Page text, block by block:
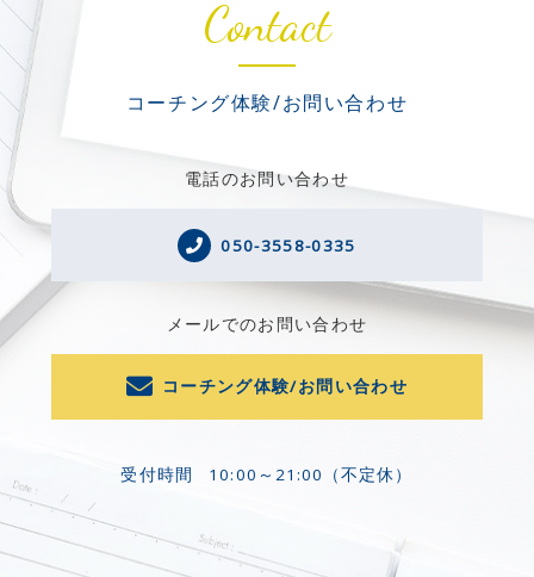
Contact
コーチング体験/お問い合わせ
電話のお問い合わせ
050-3558-0335
メールでのお問い合わせ
コーチング体験/お問い合わせ
受付時間 10:00～21:00（不定休）